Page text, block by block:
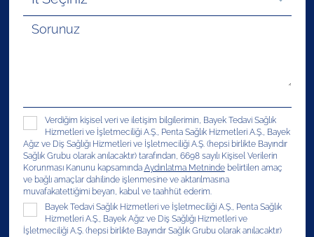
Verdiğim kişisel veri ve iletişim bilgilerimin, Bayek Tedavi Sağlık
Hizmetleri ve İşletmeciliği A.Ş., Penta Sağlık Hizmetleri A.Ş., Bayek
Ağız ve Diş Sağlığı Hizmetleri ve İşletmeciliği A.Ş. (hepsi birlikte Bayındır
Sağlık Grubu olarak anılacaktır) tarafından, 6698 sayılı Kişisel Verilerin
Korunması Kanunu kapsamında Aydınlatma Metnindebelirtilen amaç
ve bağlı amaçlar dahilinde işlenmesine ve aktarılmasına
muvafakatettiğimi beyan, kabul ve taahhüt ederim.
Bayek Tedavi Sağlık Hizmetleri ve İşletmeciliği A.Ş., Penta Sağlık
Hizmetleri A.Ş., Bayek Ağız ve Diş Sağlığı Hizmetleri ve
İşletmeciliği A.Ş. (hepsi birlikte Bayındır Sağlık Grubu olarak anılacaktır)